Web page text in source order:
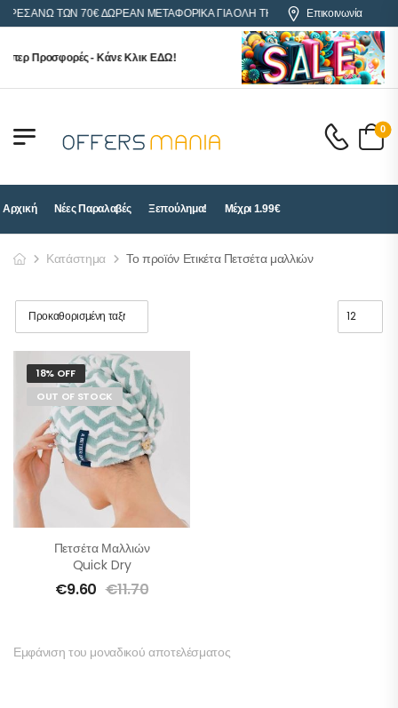
ΑΝΩ ΤΩΝ 70€ ΔΩΡΕΑΝ ΜΕΤΑΦΟΡΙΚΑ ΓΙΑ ΟΛΗ ΤΗΝ ΕΛΛΑΔΑΕπικοινωνία
Προσφορές - Κάνε Κλικ ΕΔΩ!
0
Αρχική Νέες Παραλαβές Ξεπούλημα! Μέχρι 1.99€
Κατάστημα Το προϊόν Ετικέτα Πετσέτα μαλλιών
18% OFF
OUT OF STOCK
Πετσέτα Μαλλιών
Quick Dry
€9.60 €11.70
Εμφάνιση του μοναδικού αποτελέσματος